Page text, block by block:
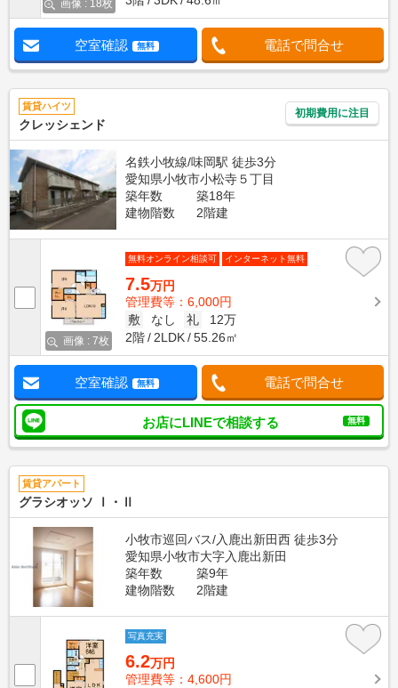
画像 : 18枚
空室確認 無料 電話で問合せ
賃貸ハイツ
クレッシェンド
初期費用に注目
名鉄小牧線/味岡駅 徒歩3分
愛知県小牧市小松寺５丁目
築年数
築18年
建物階数
2階建
画像 : 7枚
無料オンライン相談可 インターネット無料
7.5万円
管理費等：6,000円
敷
なし 礼
12万
2階
2LDK 55.26㎡
空室確認 無料 電話で問合せ
お店にLINEで相談する 無料
賃貸アパート
グラシオッソ Ⅰ・Ⅱ
小牧市巡回バス/入鹿出新田西 徒歩3分
愛知県小牧市大字入鹿出新田
築年数
築9年
建物階数
2階建
写真充実
6.2万円
管理費等：4,600円